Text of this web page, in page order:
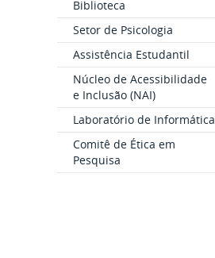
Biblioteca
Setor de Psicologia
Assistência Estudantil
Núcleo de Acessibilidade
e Inclusão (NAI)
Laboratório de Informática
Comitê de Ética em
Pesquisa